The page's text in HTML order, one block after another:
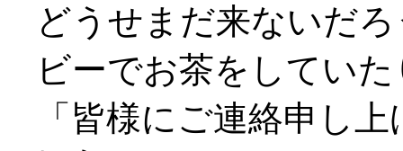
どうせまだ来ないだ
ビーでお茶をしてい
「皆様にご連絡申し